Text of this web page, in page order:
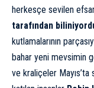
herkesçe sevilen
tarafından
kutlamalarının
bahar yeni mevsimin
ve kraliçeler